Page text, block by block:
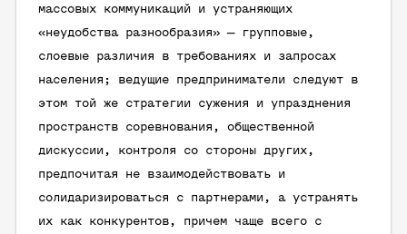
массовых коммуникаций и устраняющих
«неудобства разнообразия» — групповые,
слоевые различия в требованиях и запросах
населения; ведущие предприниматели следуют в
этом той же стратегии сужения и упразднения
пространств соревнования, общественной
дискуссии, контроля со стороны других,
предпочитая не взаимодействовать и
солидаризироваться с партнерами, а устранять
их как конкурентов, причем чаще всего с